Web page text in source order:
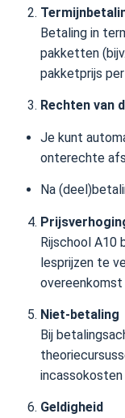
Betaling in
pakketten
pakketprijs
Rechten van
Je kunt
onterechte
Na
Rijschool A10
lesprijzen te
Niet-betaling
Bij
incassokosten
Geldigheid